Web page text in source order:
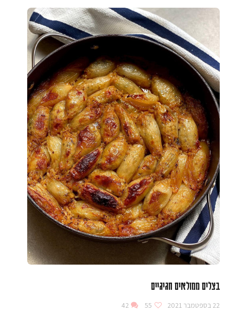
בצלים ממולאים חגיגיים
22 בספטמבר 2021 55
42